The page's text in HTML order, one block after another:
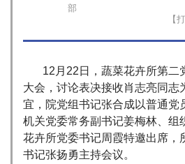
部
12月22日，蔬菜花卉所第二
大会，讨论表决接收肖志亮同志
宜，院党组书记张合成以普通党
机关党委常务副书记姜梅林、组
花卉所党委书记周霞特邀出席，
书记张扬勇主持会议。